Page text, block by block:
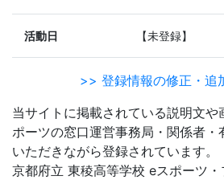
活動日 【未登録】
>> 登録情報の修正・追
当サイトに掲載されている説明文や
ポーツの窓口運営事務局・関係者・
いただきながら登録されています。
京都府立 東稜高等学校 eスポーツ